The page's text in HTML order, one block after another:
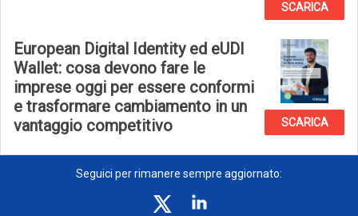
SCARICA
European Digital Identity ed eUDI
Wallet: cosa devono fare le
imprese oggi per essere conformi
e trasformare cambiamento in un
vantaggio competitivo
SCARICA
Seguici per rimanere sempre aggiornato: